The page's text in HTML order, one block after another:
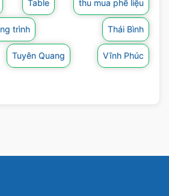
Table thu mua phế liệu
trình Thái Bình
Tuyên Quang Vĩnh Phúc
mua phế liệu sắt, công ty
hành thu mua các loại phế
hợp kim, vải, nhôm, innox,
giá cao.